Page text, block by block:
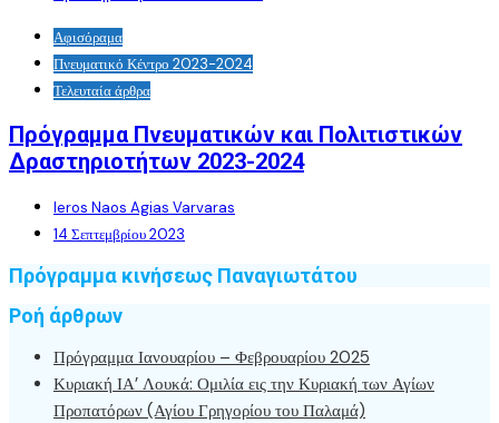
Αφισόραμα
Πνευματικό Κέντρο 2023-2024
Τελευταία άρθρα
Πρόγραμμα Πνευματικών και Πολιτιστικών
Δραστηριοτήτων 2023-2024
Ieros Naos Agias Varvaras
14 Σεπτεμβρίου 2023
Πρόγραμμα κινήσεως Παναγιωτάτου
Ροή άρθρων
Πρόγραμμα Ιανουαρίου – Φεβρουαρίου 2025
Κυριακή ΙΑ’ Λουκά: Ομιλία εις την Κυριακή των Αγίων
Προπατόρων (Αγίου Γρηγορίου του Παλαμά)